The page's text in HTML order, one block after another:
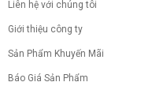
Liên hệ với chúng tôi
Giới thiệu công ty
Sản Phẩm Khuyến Mãi
Báo Giá Sản Phẩm